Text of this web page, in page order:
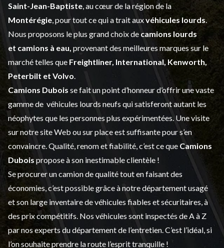
Saint-Jean-Baptiste , au cœur de la région de la
Montérégie , pour tout ce qui a trait auxvéhicules lourds
Nous proposons le plus grand choix de camions lourds
et camions à eau, provenant des meilleures marques sur le
marché telles que Freightliner, International, Kenworth,
Peterbilt et Volvo
Camions Dubois se fait un point d’honneur d’offrir une vaste
gamme de véhicules lourds neufs qui satisferont autant les
néophytes que les personnes plus expérimentées. Une visite
sur notre site Web ou sur place est suffisante pour s’en
convaincre. Qualité, renom et fiabilité, c’est ce que Camions
Dubois propose à son inestimable clientèle !
Se procurer un camion de qualité tout en faisant des
économies, c’est possible grâce à notredépartement usagé
et son large inventaire de véhicules fiables et sécuritaires, à
des prix compétitifs. Nos véhicules sont inspectés de A à Z
par nos experts du département de l’entretien . C’est l’idéal, si
l’on souhaite prendre la route l’esprit tranquille !